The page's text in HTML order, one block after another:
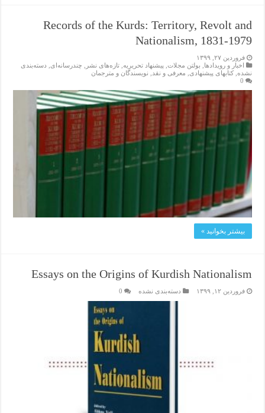
Records of the Kurds: Territory, Revolt and
Nationalism, 1831-1979
فروردین ۲۷, ۱۳۹۹
اخبار و رویدادها
بولتن مجلات پیشنهاد تحریریه ,تازەهای نشر چندرسانه‌ای
دسته‌بندی
نشده ,کتابهای پیشنهادی معرفی و نقد
نویسندگان و مترجمان
0
بیشتر بخوانید »
Essays on the Origins of Kurdish Nationalism
فروردین ۱۲, ۱۳۹۹ دسته‌بندی نشده 0